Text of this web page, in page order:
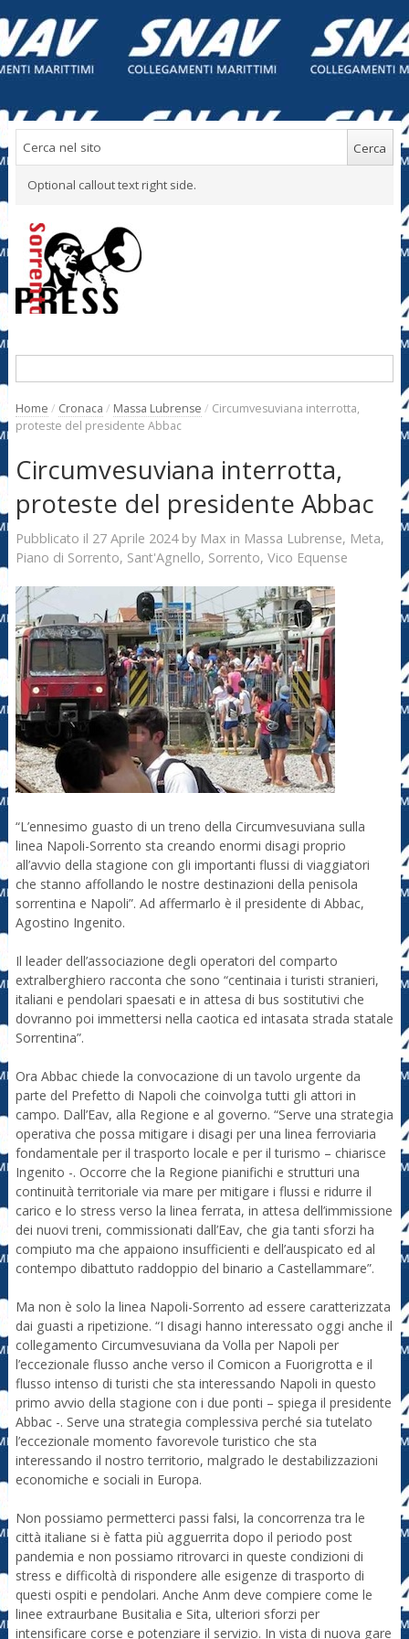
Optional callout text right side.
Home / Cronaca / Massa Lubrense / Circumvesuviana interrotta,
proteste del presidente Abbac
Circumvesuviana interrotta,
proteste del presidente Abbac
Pubblicato il 27 Aprile 2024by Max in Massa Lubrense, Meta,
Piano di Sorrento, Sant'Agnello, Sorrento, Vico Equense
“L’ennesimo guasto di un treno della Circumvesuviana sulla
linea Napoli-Sorrento sta creando enormi disagi proprio
all’avvio della stagione con gli importanti flussi di viaggiatori
che stanno affollando le nostre destinazioni della penisola
sorrentina e Napoli”. Ad affermarlo è il presidente di Abbac,
Agostino Ingenito.
Il leader dell’associazione degli operatori del comparto
extralberghiero racconta che sono “centinaia i turisti stranieri,
italiani e pendolari spaesati e in attesa di bus sostitutivi che
dovranno poi immettersi nella caotica ed intasata strada statale
Sorrentina”.
Ora Abbac chiede la convocazione di un tavolo urgente da
parte del Prefetto di Napoli che coinvolga tutti gli attori in
campo. Dall’Eav, alla Regione e al governo. “Serve una strategia
operativa che possa mitigare i disagi per una linea ferroviaria
fondamentale per il trasporto locale e per il turismo – chiarisce
Ingenito -. Occorre che la Regione pianifichi e strutturi una
continuità territoriale via mare per mitigare i flussi e ridurre il
carico e lo stress verso la linea ferrata, in attesa dell’immissione
dei nuovi treni, commissionati dall’Eav, che gia tanti sforzi ha
compiuto ma che appaiono insufficienti e dell’auspicato ed al
contempo dibattuto raddoppio del binario a Castellammare”.
Ma non è solo la linea Napoli-Sorrento ad essere caratterizzata
dai guasti a ripetizione. “I disagi hanno interessato oggi anche il
collegamento Circumvesuviana da Volla per Napoli per
l’eccezionale flusso anche verso il Comicon a Fuorigrotta e il
flusso intenso di turisti che sta interessando Napoli in questo
primo avvio della stagione con i due ponti – spiega il presidente
Abbac -. Serve una strategia complessiva perché sia tutelato
l’eccezionale momento favorevole turistico che sta
interessando il nostro territorio, malgrado le destabilizzazioni
economiche e sociali in Europa.
Non possiamo permetterci passi falsi, la concorrenza tra le
città italiane si è fatta più agguerrita dopo il periodo post
pandemia e non possiamo ritrovarci in queste condizioni di
stress e difficoltà di rispondere alle esigenze di trasporto di
questi ospiti e pendolari. Anche Anm deve compiere come le
linee extraurbane Busitalia e Sita, ulteriori sforzi per
intensificare corse e potenziare il servizio. In vista di nuova gare